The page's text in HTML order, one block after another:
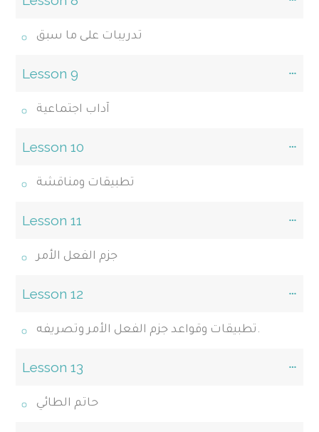
تدريبات على ما سبق
Lesson 9
آداب اجتماعية
Lesson 10
تطبيقات ومناقشة
Lesson 11
جزم الفعل الأمر
Lesson 12
تطبيقات وقواعد جزم الفعل الأمر وتصريفه.
Lesson 13
حاتم الطائي